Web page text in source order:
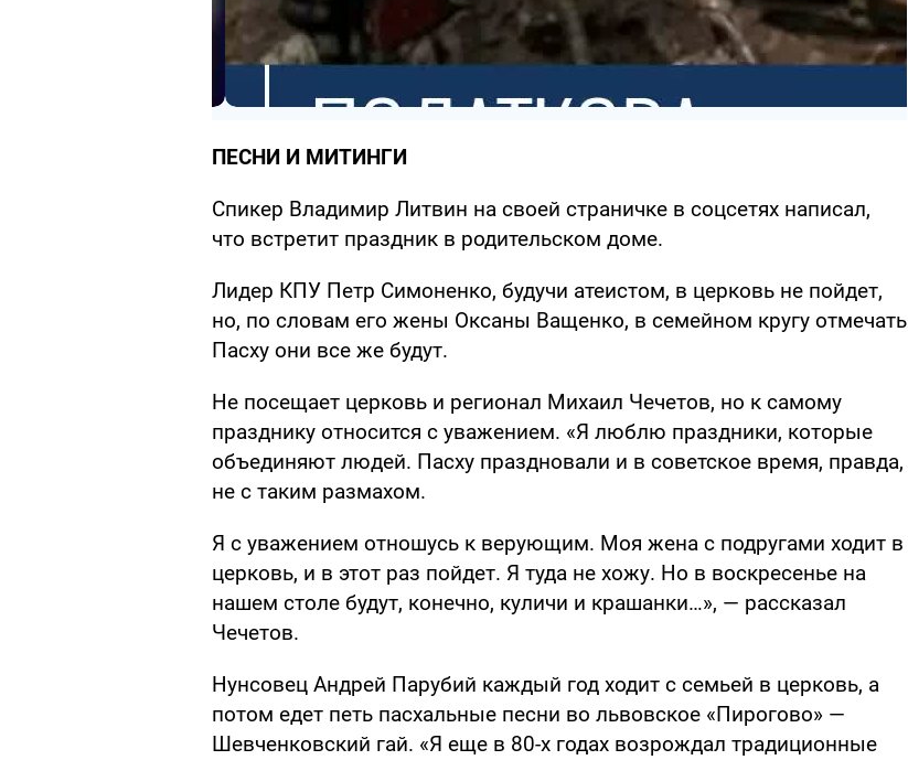
ПЕСНИ И МИТИНГИ
Спикер Владимир Литвин на своей страничке в соцсетях написал,
что встретит праздник в родительском доме.
Лидер КПУ Петр Симоненко, будучи атеистом, в церковь не пойдет,
но, по словам его жены Оксаны Ващенко, в семейном кругу отмечать
Пасху они все же будут.
Не посещает церковь и регионал Михаил Чечетов, но к самому
празднику относится с уважением. «Я люблю праздники, которые
объединяют людей. Пасху праздновали и в советское время, правда,
не с таким размахом.
Я с уважением отношусь к верующим. Моя жена с подругами ходит в
церковь, и в этот раз пойдет. Я туда не хожу. Но в воскресенье на
нашем столе будут, конечно, куличи и крашанки…», — рассказал
Чечетов.
Нунсовец Андрей Парубий каждый год ходит с семьей в церковь, а
потом едет петь пасхальные песни во львовское «Пирогово» —
Шевченковский гай. «Я еще в 80-х годах возрождал традиционные